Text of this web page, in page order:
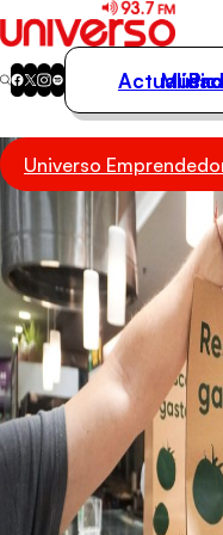
Actualidad
Música
Programas
Podcasts
Destacados
Actualidad
Universo